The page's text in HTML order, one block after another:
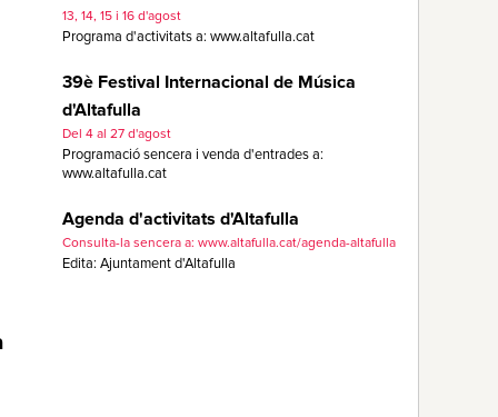
13, 14, 15 i 16 d'agost
Programa d'activitats a: www.altafulla.cat
39è Festival Internacional de Música
d'Altafulla
Del 4 al 27 d'agost
Programació sencera i venda d'entrades a:
www.altafulla.cat
Agenda d'activitats d'Altafulla
Consulta-la sencera a: www.altafulla.cat/agenda-altafulla
Edita: Ajuntament d'Altafulla